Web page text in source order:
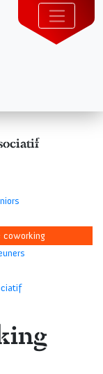
coworking